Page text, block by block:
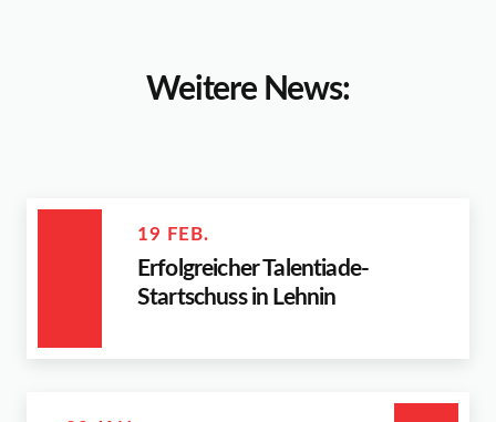
Weitere News:
19 FEB.
Erfolgreicher Talentiade-
Startschuss in Lehnin